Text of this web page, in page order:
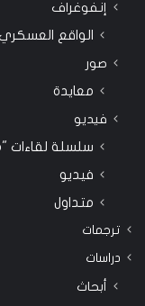
إنفوغراف
الواقع العسكري
صور
معايدة
فيديو
سلسلة لقاءات
فيديو
متداول
ترجمات
دراسات
أبحاث